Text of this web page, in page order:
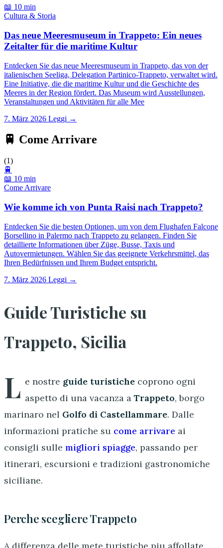
📖 10 min
Cultura & Storia
Das neue Meeresmuseum in Trappeto: Ein neues
Zeitalter für die maritime Kultur
Entdecken Sie das neue Meeresmuseum in Trappeto, das von der
italienischen Seeliga, Delegation Partinico-Trappeto, verwaltet wird.
Eine Initiative, die die maritime Kultur und die Geschichte des
Meeres in der Region fördert. Das Museum wird Ausstellungen,
Veranstaltungen und Aktivitäten für alle Mee
7. März 2026 Leggi →
🚆 Come Arrivare
(1)
🚆
📖 10 min
Come Arrivare
Wie komme ich von Punta Raisi nach Trappeto?
Entdecken Sie die besten Optionen, um von dem Flughafen Falcone
Borsellino in Palermo nach Trappeto zu gelangen. Finden Sie
detaillierte Informationen über Züge, Busse, Taxis und
Autovermietungen. Wählen Sie das geeignete Verkehrsmittel, das
Ihren Bedürfnissen und Ihrem Budget entspricht.
7. März 2026 Leggi →
Guide Turistiche su
Trappeto, Sicilia
L e nostre guide turistiche coprono ogni
aspetto di una vacanza aTrappeto, borgo
marinaro nel Golfo di Castellammare. Dalle
informazioni pratiche su come arrivare ai
consigli sulle migliori spiagge, passando per
itinerari, escursioni e tradizioni gastronomiche
siciliane.
Perche scegliere Trappeto